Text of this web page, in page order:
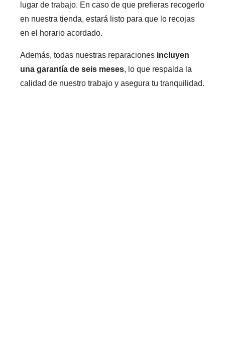
lugar de trabajo. En caso de que prefieras recogerlo
en nuestra tienda, estará listo para que lo recojas
en el horario acordado.
Además, todas nuestras reparaciones incluyen
una garantía de seis meses, lo que respalda la
calidad de nuestro trabajo y asegura tu tranquilidad.